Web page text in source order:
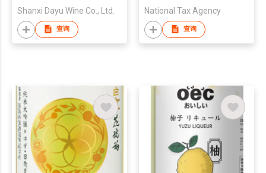
State Fermented
Daqu Light-Aroma
Baijiu for Banquets
Shanxi Dayu Wine Co., Ltd.
查询
National Tax Agency
查询